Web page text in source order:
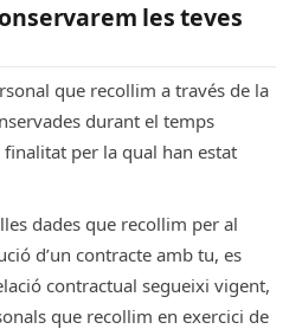
la sol·licitud d’un
Telèfon.
accions promocionals
productes o serveis, segons
expressat per l’usuari i la
facilitada en el moment de la
les teves
que recollim a través de la
durant el temps
per la qual han estat
dades que recollim per al
d’un contracte amb tu, es
contractual segueixi vigent,
que recollim en exercici de